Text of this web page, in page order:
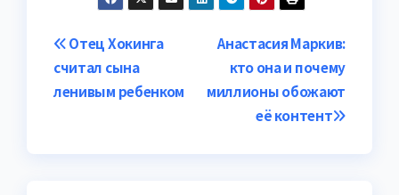
Навигация
по
Анастасия Маркив:
кто она и почему
миллионы обожают
её контент
Отец Хокинга
считал сына
ленивым ребенком